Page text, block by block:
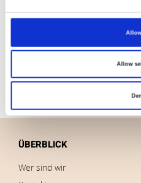
Allow
ÜBERBLICK
Wer sind wir